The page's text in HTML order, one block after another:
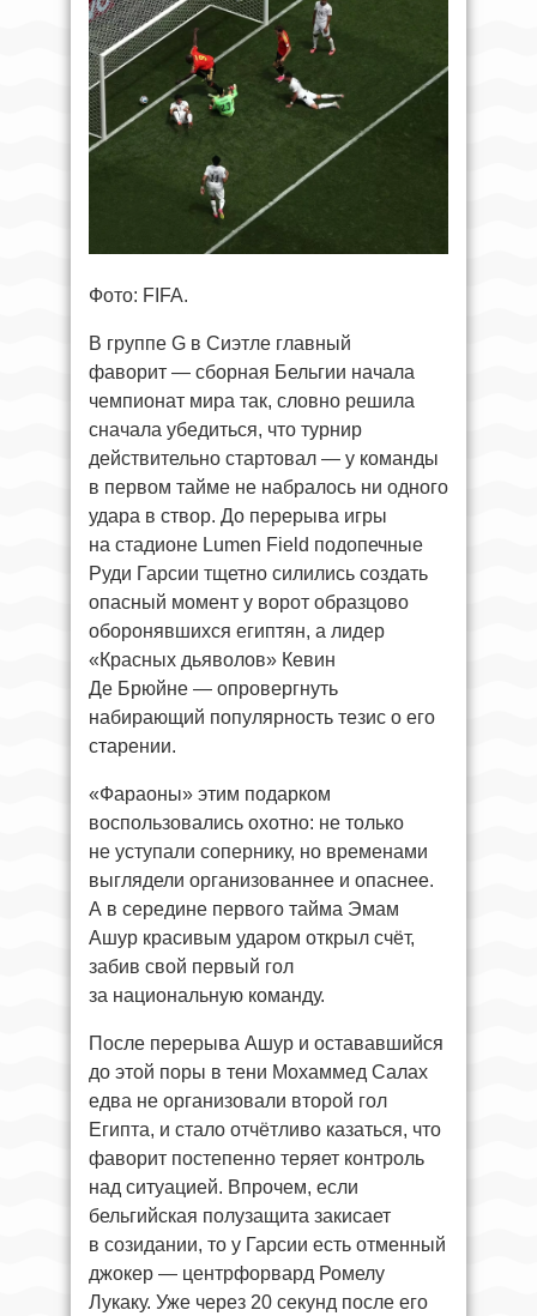
Фото: FIFA.
В группе G в Сиэтле главный
фаворит — сборная Бельгии начала
чемпионат мира так, словно решила
сначала убедиться, что турнир
действительно стартовал — у команды
в первом тайме не набралось ни одного
удара в створ. До перерыва игры
на стадионе Lumen Field подопечные
Руди Гарсии тщетно силились создать
опасный момент у ворот образцово
оборонявшихся египтян, а лидер
«Красных дьяволов» Кевин
Де Брюйне — опровергнуть
набирающий популярность тезис о его
старении.
«Фараоны» этим подарком
воспользовались охотно: не только
не уступали сопернику, но временами
выглядели организованнее и опаснее.
А в середине первого тайма Эмам
Ашур красивым ударом открыл счёт,
забив свой первый гол
за национальную команду.
После перерыва Ашур и остававшийся
до этой поры в тени Мохаммед Салах
едва не организовали второй гол
Египта, и стало отчётливо казаться, что
фаворит постепенно теряет контроль
над ситуацией. Впрочем, если
бельгийская полузащита закисает
в созидании, то у Гарсии есть отменный
джокер — центрфорвард Ромелу
Лукаку. Уже через 20 секунд после его